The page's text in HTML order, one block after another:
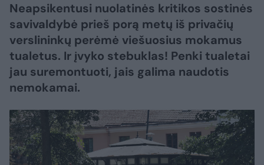
Neapsikentusi nuolatinės kritikos sostinės
savivaldybė prieš porą metų iš privačių
verslininkų perėmė viešuosius mokamus
tualetus. Ir įvyko stebuklas! Penki tualetai
jau suremontuoti, jais galima naudotis
nemokamai.